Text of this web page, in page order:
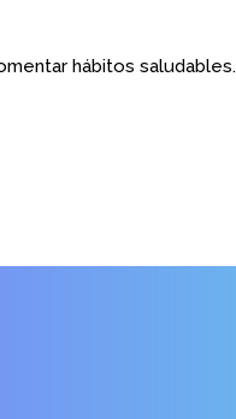
hábitos saludables.